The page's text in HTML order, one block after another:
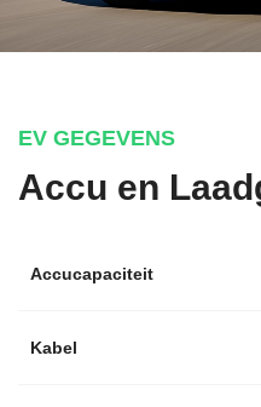
EV GEGEVENS
Accu en
Accucapaciteit
Kabel